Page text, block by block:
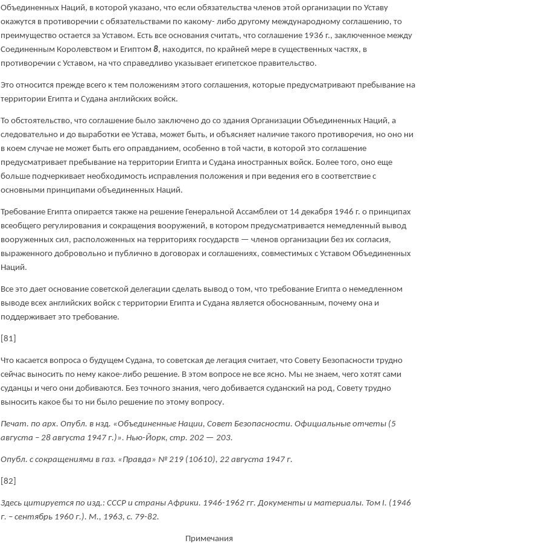
Объединенных Наций, в которой указано, что если обязательства членов этой организации по Уставу
окажутся в противоречии с обязательствами по какому- либо другому международному соглашению, то
преимущество остается за Уставом. Есть все основания считать, что соглашение 1936 г., заключенное между
Соединенным Королевством и Египтом 8, находится, по крайней мере в существенных частях, в
противоречии с Уставом, на что справедливо указывает египетское правительство.
Это относится прежде всего к тем положениям этого соглашения, которые предусматривают пребывание на
территории Египта и Судана английских войск.
То обстоятельство, что соглашение было заключено до со здания Организации Объединенных Наций, а
следовательно и до выработки ее Устава, может быть, и объясняет наличие такого противоречия, но оно ни
в коем случае не может быть его оправданием, особенно в той части, в которой это соглашение
предусматривает пребывание на территории Египта и Судана иностранных войск. Более того, оно еще
больше подчеркивает необходимость исправления положения и при ведения его в соответствие с
основными принципами объединенных Наций.
Требование Египта опирается также на решение Генеральной Ассамблеи от 14 декабря 1946 г. о принципах
всеобщего регулирования и сокращения вооружений, в котором предусматривается немедленный вывод
вооруженных сил, расположенных на территориях государств — членов организации без их согласия,
выраженного добровольно и публично в договорах и соглашениях, совместимых с Уставом Объединенных
Наций.
Все это дает основание советской делегации сделать вывод о том, что требование Египта о немедленном
выводе всех английских войск с территории Египта и Судана является обоснованным, почему она и
поддерживает это требование.
[81]
Что касается вопроса о будущем Судана, то советская де легация считает, что Совету Безопасности трудно
сейчас выносить по нему какое-либо решение. В этом вопросе не все ясно. Мы не знаем, чего хотят сами
суданцы и чего они добиваются. Без точного знания, чего добивается суданский на род, Совету трудно
выносить какое бы то ни было решение по этому вопросу.
Печат. по арх. Опубл. в нзд. «Объединенные Нации, Совет Безопасности. Официальные отчеты (5
августа – 28 августа 1947 г.)». Нью-Йорк, стр. 202 — 203.
Опубл. с сокращениями в газ. «Правда» № 219 (10610), 22 августа 1947 г.
[82]
Здесь цитируется по изд.: СССР и страны Африки. 1946-1962 гг. Документы и материалы. Том I. (1946
г. – сентябрь 1960 г.). М., 1963, с. 79-82.
Примечания